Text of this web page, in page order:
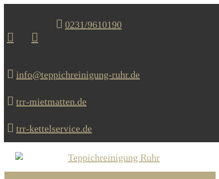
0231/9610190
info@teppichreinigung-ruhr.de
trr-mietmatten.de
trr-kettelservice.de